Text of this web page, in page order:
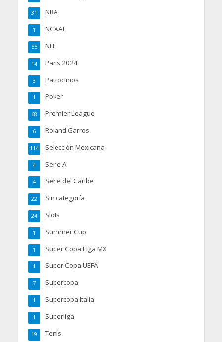
NBA
31
NCAAF
1
NFL
55
Paris 2024
14
Patrocinios
3
Poker
1
Premier League
68
Roland Garros
6
Selección Mexicana
114
Serie A
4
Serie del Caribe
4
Sin categoría
22
Slots
24
Summer Cup
1
Super Copa Liga MX
1
Super Copa UEFA
1
Supercopa
7
Supercopa Italia
1
Superliga
1
Tenis
19